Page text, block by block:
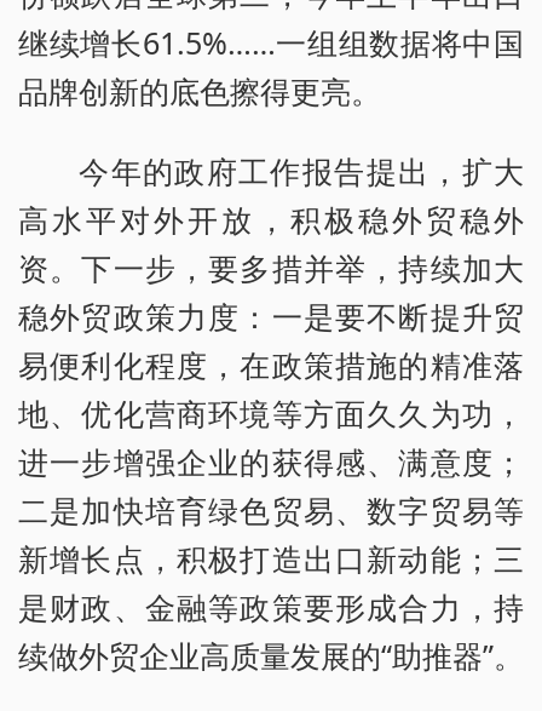
继续增长61.5%……一组组数据将中国
品牌创新的底色擦得更亮。
今年的政府工作报告提出，扩大
高水平对外开放，积极稳外贸稳外
资。下一步，要多措并举，持续加大
稳外贸政策力度：一是要不断提升贸
易便利化程度，在政策措施的精准落
地、优化营商环境等方面久久为功，
进一步增强企业的获得感、满意度；
二是加快培育绿色贸易、数字贸易等
新增长点，积极打造出口新动能；三
是财政、金融等政策要形成合力，持
续做外贸企业高质量发展的“助推器”。